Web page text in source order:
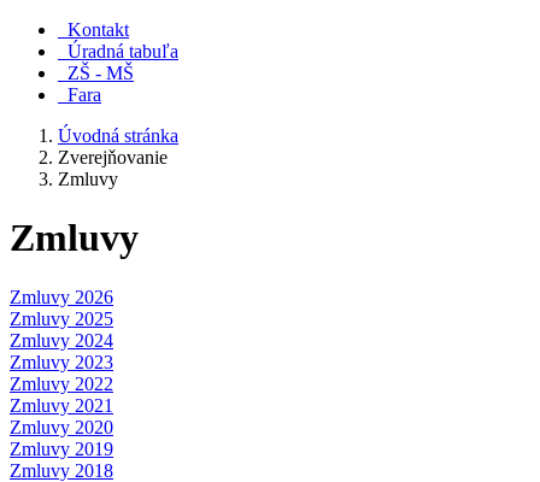
Kontakt
Úradná tabuľa
ZŠ - MŠ
Fara
Úvodná stránka
Zverejňovanie
Zmluvy
Zmluvy
Zmluvy 2026
Zmluvy 2025
Zmluvy 2024
Zmluvy 2023
Zmluvy 2022
Zmluvy 2021
Zmluvy 2020
Zmluvy 2019
Zmluvy 2018